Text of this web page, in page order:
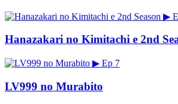
▶
Hanazakari no Kimitachi e 2nd
▶ Ep 7
LV999 no Murabito